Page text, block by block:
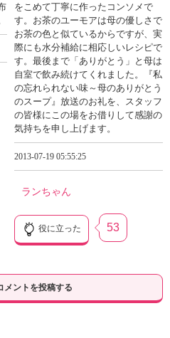
をこめて丁寧に作ったコンソメで
す。お茶のユーモアは母の優しさで
お茶の色と似ているからですが、実
際にも水分補給に相応しいレシピで
す。最後まで「ありがとう」と母は
自室で飲み続けてくれました。『私
の忘れられない味～母のありがとう
のスープ』放送のお礼を、スタッフ
の皆様にこの場をお借りして感謝の
気持ちを申し上げます。
2013-07-19 05:55:25
ランちゃん
役に立った 53
メントを投稿する